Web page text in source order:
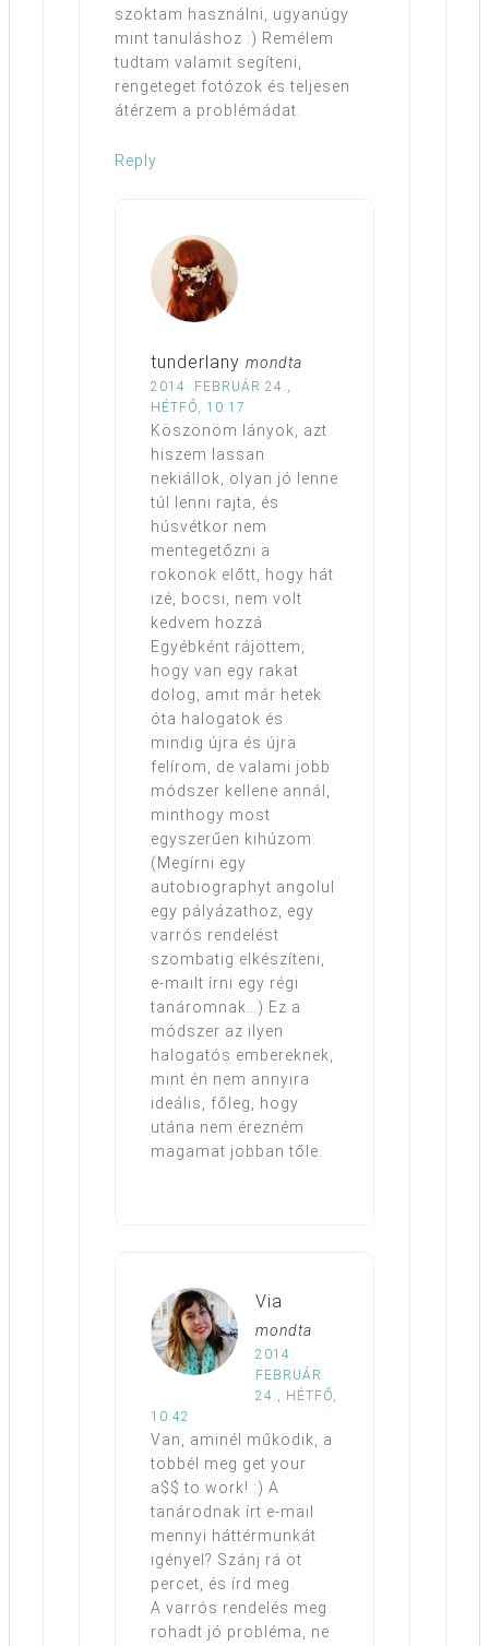
szoktam használni, ugyanúgy
mint tanuláshoz :) Remélem
tudtam valamit segíteni,
rengeteget fotózok és teljesen
átérzem a problémádat.
Reply
tunderlany mondta
2014. FEBRUÁR 24.,
HÉTFŐ, 10:17
Köszönöm lányok, azt
hiszem lassan
nekiállok, olyan jó lenne
túl lenni rajta, és
húsvétkor nem
mentegetőzni a
rokonok előtt, hogy hát
izé, bocsi, nem volt
kedvem hozzá.
Egyébként rájöttem,
hogy van egy rakat
dolog, amit már hetek
óta halogatok és
mindig újra és újra
felírom, de valami jobb
módszer kellene annál,
minthogy most
egyszerűen kihúzom.
(Megírni egy
autobiographyt angolul
egy pályázathoz, egy
varrós rendelést
szombatig elkészíteni,
e-mailt írni egy régi
tanáromnak…) Ez a
módszer az ilyen
halogatós embereknek,
mint én nem annyira
ideális, főleg, hogy
utána nem érezném
magamat jobban tőle.
Via
mondta
2014.
FEBRUÁR
24., HÉTFŐ,
10:42
Van, aminél működik, a
többél meg get your
a$$ to work! :) A
tanárodnak írt e-mail
mennyi háttérmunkát
igényel? Szánj rá öt
percet, és írd meg.
A varrós rendelés meg
rohadt jó probléma, ne